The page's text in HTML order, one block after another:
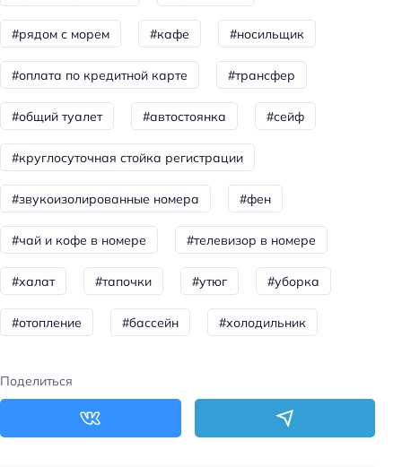
Санузел в номере
Питание
Кафе
Количество ресторанов: 2
Бар
Завтрак
Ресторан
Бар у бассейна
Количество баров: 3
Бассейн
Кол-во бассейнов: 6
Красота и здоровье
#рядом с морем #кафе #носильщик
#оплата по кредитной карте #трансфер
#общий туалет #автостоянка #сейф
#круглосуточная стойка регистрации
#звукоизолированные номера #фен
#чай и кофе в номере #телевизор в номере
#халат #тапочки #утюг #уборка
#отопление #бассейн #холодильник
Поделиться